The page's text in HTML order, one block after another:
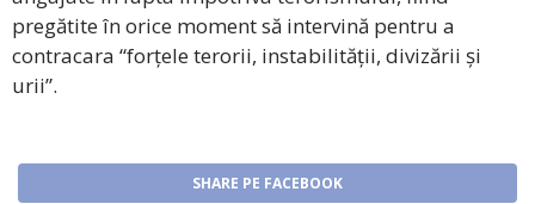
pregătite în orice moment să intervină pentru a
contracara “forțele terorii, instabilității, divizării și
urii”.
SHARE PE FACEBOOK